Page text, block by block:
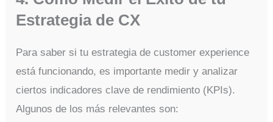
Estrategia de CX
Para saber si tu estrategia de customer experience
está funcionando, es importante medir y analizar
ciertos indicadores clave de rendimiento (KPIs).
Algunos de los más relevantes son: